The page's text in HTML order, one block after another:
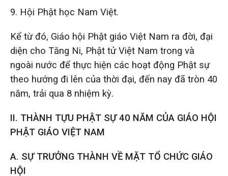
9. Hội Phật học Nam Việt.
Kể từ đó, Giáo hội Phật giáo Việt Nam ra đời, đại
diện cho Tăng Ni, Phật tử Việt Nam trong và
ngoài nước để thực hiện các hoạt động Phật sự
theo hướng đi lên của thời đại, đến nay đã tròn 40
năm, trải qua 8 nhiệm kỳ.
II. THÀNH TỰU PHẬT SỰ40 NĂM CỦA GIÁO HỘI
PHẬT GIÁO VIỆT NAM
A. SỰ TRƯỞNG THÀNH VỀ MẶT TỔ CHỨC GIÁO
HỘI